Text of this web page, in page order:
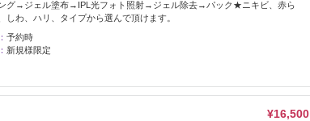
グ→ジェル塗布→IPL光フォト照射→ジェル除去→パック★ニキビ、赤ら
しわ、ハリ、タイプから選んで頂けます。
予約時
新規様限定
¥16,500